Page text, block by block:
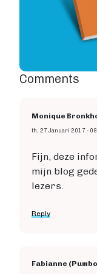
Comments
Monique
th, 27 Januari 2017 -
Fijn, deze
mijn blog
lezers.
Reply
Fabianne